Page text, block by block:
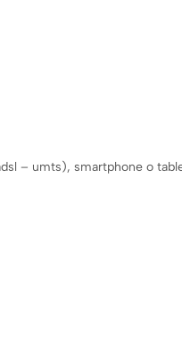
– umts), smartphone o